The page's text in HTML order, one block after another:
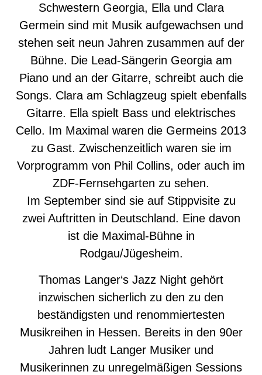
Schwestern Georgia, Ella und Clara
Germein sind mit Musik aufgewachsen und
stehen seit neun Jahren zusammen auf der
Bühne. Die Lead-Sängerin Georgia am
Piano und an der Gitarre, schreibt auch die
Songs. Clara am Schlagzeug spielt ebenfalls
Gitarre. Ella spielt Bass und elektrisches
Cello. Im Maximal waren die Germeins 2013
zu Gast. Zwischenzeitlich waren sie im
Vorprogramm von Phil Collins, oder auch im
ZDF-Fernsehgarten zu sehen.
Im September sind sie auf Stippvisite zu
zwei Auftritten in Deutschland. Eine davon
ist die Maximal-Bühne in
Rodgau/Jügesheim.
Thomas Langer‘s Jazz Night gehört
inzwischen sicherlich zu den zu den
beständigsten und renommiertesten
Musikreihen in Hessen. Bereits in den 90er
Jahren ludt Langer Musiker und
Musikerinnen zu unregelmäßigen Sessions